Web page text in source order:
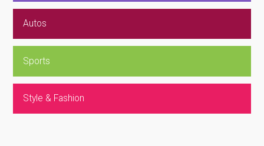
Autos
Sports
Style & Fashion